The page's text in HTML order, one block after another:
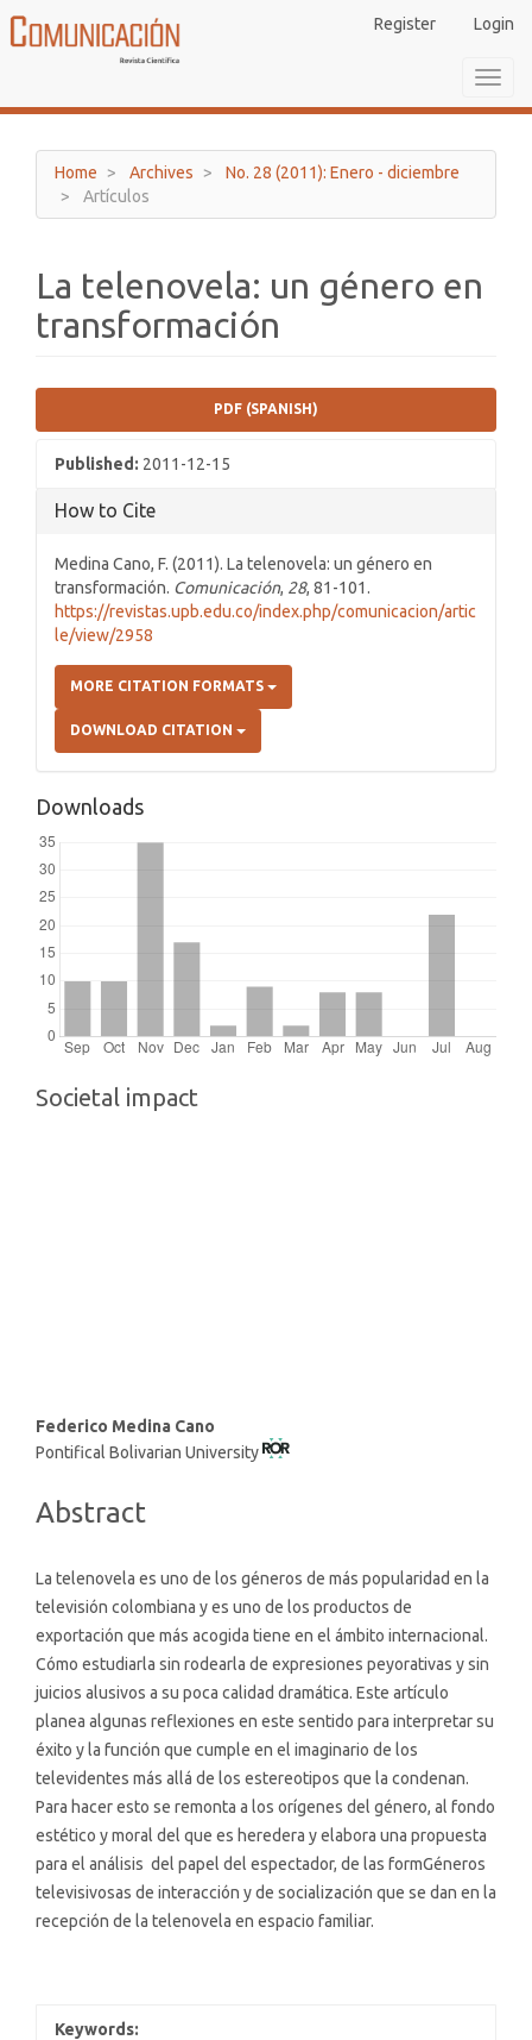
Navigation
Sidebar
Register Login
Home Archives
No. 28 (2011): Enero - diciembre
Artículos
La telenovela: un género en
transformación
Article
Sidebar
PDF (SPANISH)
Published: 2011-12-15
How to Cite
Medina Cano, F. (2011). La telenovela: un género en
transformación. Comunicación, 28, 81-101.
https://revistas.upb.edu.co/index.php/comunicacion/artic
le/view/2958
MORE CITATION FORMATS
DOWNLOAD CITATION
Downloads
Societal impact
Main
Article
Federico Medina Cano
Pontifical Bolivarian University
Abstract
La telenovela es uno de los géneros de más popularidad en la
televisión colombiana y es uno de los productos de
exportación que más acogida tiene en el ámbito internacional.
Cómo estudiarla sin rodearla de expresiones peyorativas y sin
juicios alusivos a su poca calidad dramática. Este artículo
planea algunas reflexiones en este sentido para interpretar su
éxito y la función que cumple en el imaginario de los
televidentes más allá de los estereotipos que la condenan.
Para hacer esto se remonta a los orígenes del género, al fondo
estético y moral del que es heredera y elabora una propuesta
para el análisis del papel del espectador, de las formGéneros
televisivosas de interacción y de socialización que se dan en la
recepción de la telenovela en espacio familiar.
Keywords: